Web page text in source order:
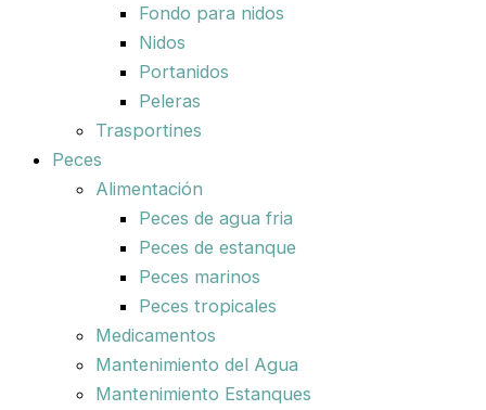
Fondo para nidos
Nidos
Portanidos
Peleras
Trasportines
Peces
Alimentación
Peces de agua fria
Peces de estanque
Peces marinos
Peces tropicales
Medicamentos
Mantenimiento del Agua
Mantenimiento Estanques